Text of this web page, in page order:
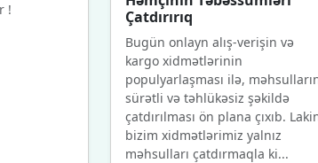
!
Çatdırırıq
Bugün onlayn alış-verişin və
kargo xidmətlərinin
populyarlaşması ilə,
sürətli və təhlükəsiz şəkildə
çatdırılması ön plana çıxıb.
bizim xidmətlərimiz yalnız
məhsulları çatdırmaqla ki...